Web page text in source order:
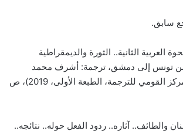
سابق.
العربية الثانية.. الثورة والديمقراطية
من تونس إلى دمشق، ترجمة: أشرف محمد
كيلاني، (القاهرة: المركز القومي للترجمة، الطبعة الأولى، 2019)، ص
والطائف.. آثاره.. ردود الفعل حوله.. نتائجه..